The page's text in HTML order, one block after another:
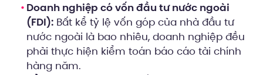
Doanh nghiệp có vốn đầu tư nước ngoài
(FDI): Bất kể tỷ lệ vốn góp của nhà đầu tư
nước ngoài là bao nhiêu, doanh nghiệp đều
phải thực hiện kiểm toán báo cáo tài chính
hàng năm.